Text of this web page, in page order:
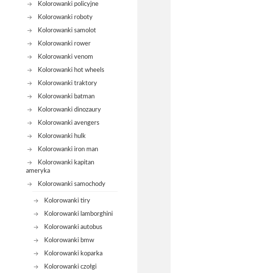
Kolorowanki policyjne
Kolorowanki roboty
Kolorowanki samolot
Kolorowanki rower
Kolorowanki venom
Kolorowanki hot wheels
Kolorowanki traktory
Kolorowanki batman
Kolorowanki dinozaury
Kolorowanki avengers
Kolorowanki hulk
Kolorowanki iron man
Kolorowanki kapitan
ameryka
Kolorowanki samochody
Kolorowanki tiry
Kolorowanki lamborghini
Kolorowanki autobus
Kolorowanki bmw
Kolorowanki koparka
Kolorowanki czołgi